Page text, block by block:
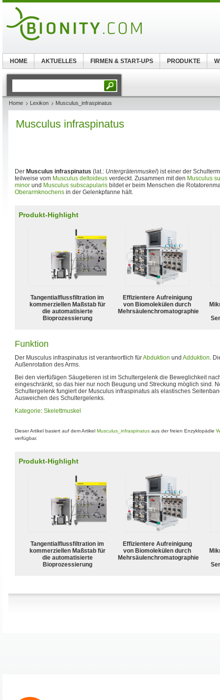
Home Lexikon Musculus_infraspinatus
Musculus infraspinatus
Der Musculus infraspinatus (lat.: Untergrätenmuskel) ist einer der
teilweise vom Musculus deltoideus verdeckt. Zusammen mit den Musculus
minor und Musculus subscapularis bildet er beim Menschen die
Oberarmknochens in der Gelenkpfanne hält.
Produkt-Highlight
Tangentialflussfiltration im
kommerziellen Maßstab für
die automatisierte
Bioprozessierung
Effizientere Aufreinigung
von Biomolekülen durch
Mehrsäulenchromatographie
Funktion
Der Musculus infraspinatus ist verantwortlich fürAbduktion und Adduktion.
Außenrotation des Arms.
Bei den vierfüßigen Säugetieren ist im Schultergelenk die Beweglichkeit
eingeschränkt, so das hier nur noch Beugung und Streckung möglich sind.
Schultergelenk fungiert der Musculus infraspinatus als elastisches
Ausweichen des Schultergelenks.
Kategorie: Skelettmuskel
Dieser Artikel basiert auf dem Artikel Musculus_infraspinatus aus der freien Enzyklopädie
verfügbar.
Produkt-Highlight
Tangentialflussfiltration im
kommerziellen Maßstab für
die automatisierte
Bioprozessierung
Effizientere Aufreinigung
von Biomolekülen durch
Mehrsäulenchromatographie
HOME AKTUELLES FIRMEN & START-UPS PRODUKTE